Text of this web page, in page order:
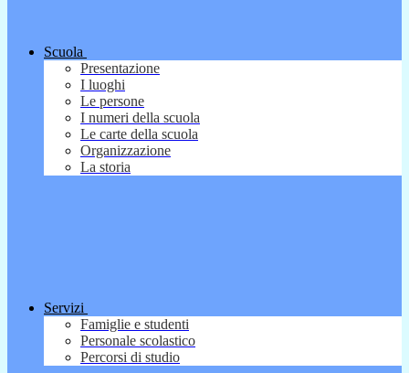
Scuola
Presentazione
I luoghi
Le persone
I numeri della scuola
Le carte della scuola
Organizzazione
La storia
Servizi
Famiglie e studenti
Personale scolastico
Percorsi di studio